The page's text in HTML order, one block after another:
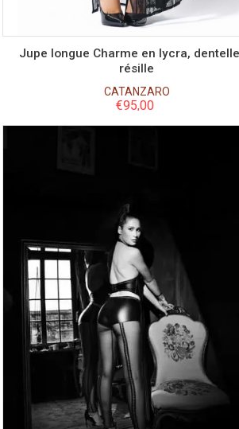
Jupe longue Charme en lycra,
résille
CATANZARO
€95,00
Couleur
Taille
XS